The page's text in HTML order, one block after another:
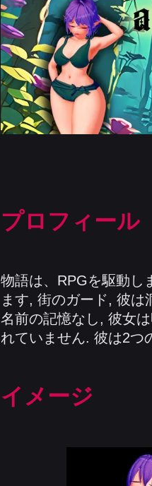
プロフィール
物語は、RPGを駆動し
ます, 街のガード, 彼
名前の記憶なし, 彼女
れていません. 彼は2つ
イメージ